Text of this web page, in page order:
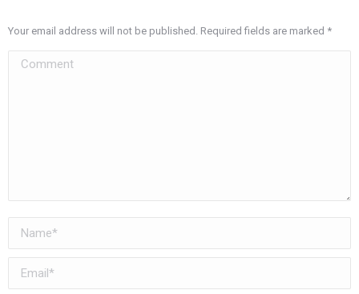
Your email address will not be published. Required fields are marked *
Comment
Name *
Email *